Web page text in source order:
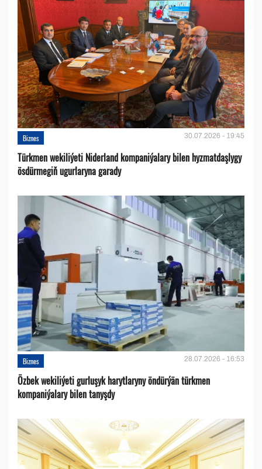
Biznes 30.07.2026 - 19:45
Türkmen wekiliýeti Niderland kompaniýalary bilen hyzmatdaşlygy
ösdürmegiň ugurlaryna garady
Biznes 28.07.2026 - 16:53
Özbek wekiliýeti gurluşyk harytlaryny öndürýän türkmen
kompaniýalary bilen tanyşdy